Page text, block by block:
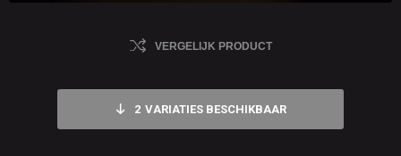
VERGELIJK PRODUCT
2 VARIATIES BESCHIKBAAR